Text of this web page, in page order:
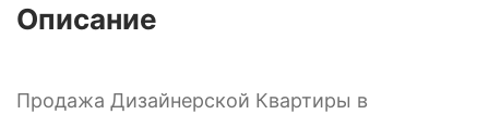
Описание
Продажа Дизайнерской Квартиры в